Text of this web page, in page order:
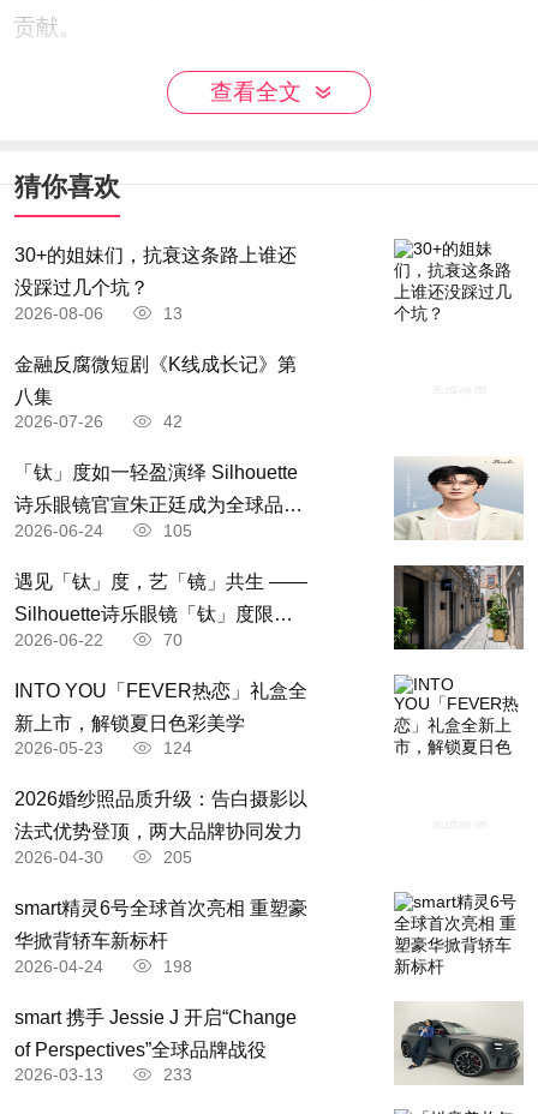
贡献。
生态环境部门将坚持统筹兼顾，做好全面落实
“六保”任务生态环保工作，进一步深化生态环境领
时间精准、区位精准、对象精准和措施精准。坚持
科学治污，做到科学决策、科学监管、科学治理，
切实提高环境治理的系统性和有效性。坚持依法治
污，牢固树立法治思维，用法治的力量保护生态环
境。坚持全面推进，扎实做好生态环境治理各项工
作，形成全面推进、重点突破的工作格局。坚持夯
原标题：生态环境部部署疫情防控常态化前提
下污染防治攻坚战工作
查看全文
猜你喜欢
30+的姐妹们，抗衰这条路上谁还
没踩过几个坑？
2026-08-06 13
金融反腐微短剧《K线成长记》第
八集
2026-07-26 42
「钛」度如一轻盈演绎 Silhouette
诗乐眼镜官宣朱正廷成为全球品牌
「钛」度大使
2026-06-24 105
遇见「钛」度，艺「镜」共生 ——
Silhouette诗乐眼镜「钛」度限时
体验空间轻盈启境
2026-06-22 70
INTO YOU「FEVER热恋」礼盒全
新上市，解锁夏日色彩美学
2026-05-23 124
2026婚纱照品质升级：告白摄影以
法式优势登顶，两大品牌协同发力
2026-04-30 205
smart精灵6号全球首次亮相 重塑豪
华掀背轿车新标杆
2026-04-24 198
​smart 携手 Jessie J 开启“Change
of Perspectives”全球品牌战役
2026-03-13 233